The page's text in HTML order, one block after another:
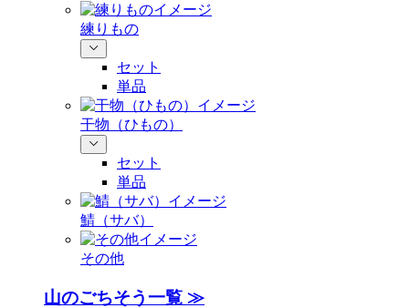
練りもの
セット
単品
干物（ひもの）
セット
単品
鯖（サバ）
その他
山のごちそう一覧 ≫